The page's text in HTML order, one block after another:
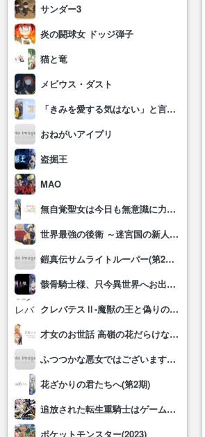
サンダー3
炎の闘球女 ドッジ弾子
猫と竜
メビウス・ダスト
「きみを愛する気はない」と言った次期公爵様がなぜか溺愛してきます
おねがいアイプリ
盗掘王
MAO
無自覚聖女は今日も無意識に力を垂れ流す
世界最強の後衛 ～迷宮国の新人探索者～
鎧真伝サムライトルーパー(第2クール)
骸骨騎士様、只今異世界へお出掛け中Ⅱ
クレバテスⅡ-魔獣の王と偽りの勇者伝承-
才女のお世話 高嶺の花だらけな名門校で、学院一のお嬢様(生活能力皆無)を陰ながらお世話することになりました
ふつつかな悪女ではございますが～雛宮蝶鼠とりかえ伝～
花ざかりの君たちへ(第2期)
追放された転生重騎士はゲーム知識で無双する
ポケットモンスター(2023)